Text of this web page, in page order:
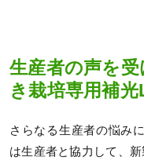
生産者の声を
き栽培専用補
さらなる生産者の悩み
は生産者と協力して、